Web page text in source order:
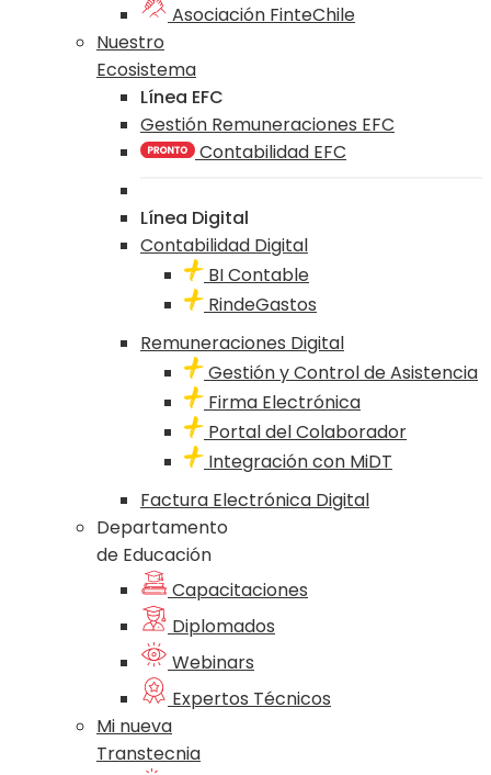
Asociación FinteChile
Nuestro
Ecosistema
Línea EFC
Gestión Remuneraciones EFC
Contabilidad EFC
Línea Digital
Contabilidad Digital
BI Contable
RindeGastos
Remuneraciones Digital
Gestión y Control de Asistencia
Firma Electrónica
Portal del Colaborador
Integración con MiDT
Factura Electrónica Digital
Departamento
de Educación
Capacitaciones
Diplomados
Webinars
Expertos Técnicos
Mi nueva
Transtecnia